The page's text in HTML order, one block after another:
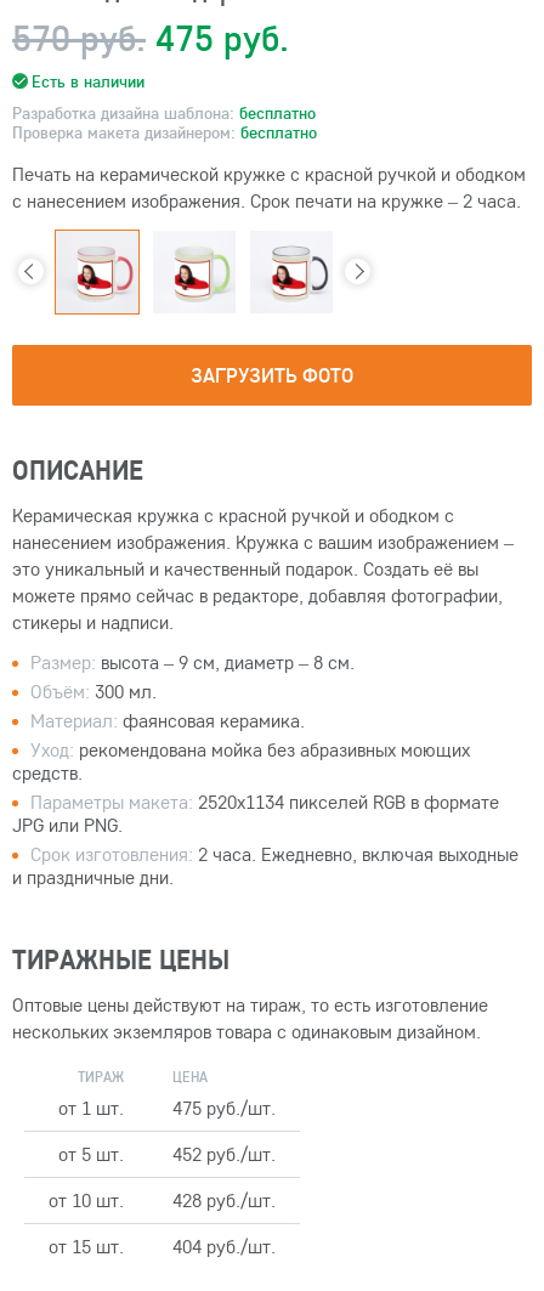
570 руб. 475 руб.
Есть в наличии
Разработка дизайна шаблона: бесплатно
Проверка макета дизайнером: бесплатно
Печать на керамической кружке с красной ручкой и ободком
с нанесением изображения. Срок печати на кружке – 2 часа.
ЗАГРУЗИТЬ ФОТО
ОПИСАНИЕ
Керамическая кружка с красной ручкой и ободком с
нанесением изображения. Кружка с вашим изображением –
это уникальный и качественный подарок. Создать её вы
можете прямо сейчас в редакторе, добавляя фотографии,
стикеры и надписи.
Размер: высота – 9 см, диаметр – 8 см.
Объём: 300 мл.
Материал: фаянсовая керамика.
Уход: рекомендована мойка без абразивных моющих
средств.
Параметры макета: 2520x1134 пикселей RGB в формате
JPG или PNG.
Срок изготовления: 2 часа. Ежедневно, включая выходные
и праздничные дни.
ТИРАЖНЫЕ ЦЕНЫ
Оптовые цены действуют на тираж, то есть изготовление
нескольких экземляров товара с одинаковым дизайном.
ТИРАЖ ЦЕНА
от 1 шт.
475 руб./шт.
от 5 шт.
452 руб./шт.
от 10 шт.
428 руб./шт.
от 15 шт.
404 руб./шт.